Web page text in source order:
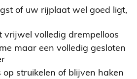
of uw rijplaat wel goed ligt,
vrijwel volledig drempelloos
maar een volledig gesloten
op struikelen of blijven haken